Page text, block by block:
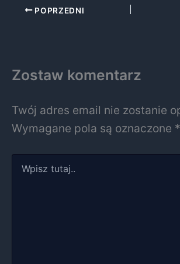
POPRZEDNI
Zostaw komentarz
Twój adres email nie zostanie
Wymagane pola są oznaczone *
tutaj..